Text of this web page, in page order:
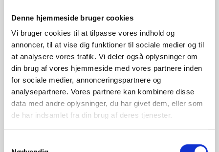
Denne hjemmeside bruger cookies
Vi bruger cookies til at tilpasse vores indhold og
annoncer, til at vise dig funktioner til sociale medier og til
at analysere vores trafik. Vi deler også oplysninger om
din brug af vores hjemmeside med vores partnere inden
for sociale medier, annonceringspartnere og
analysepartnere. Vores partnere kan kombinere disse
data med andre oplysninger, du har givet dem, eller som
de har indsamlet fra din brug af deres tjenester.
Beskrivelse